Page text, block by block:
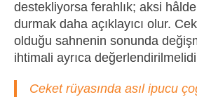
destekliyorsa ferahlık; aksi
durmak daha açıklayıcı olur.
olduğu sahnenin sonunda
ihtimali ayrıca
Ceket rüyasında asıl ipucu